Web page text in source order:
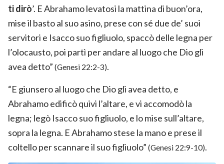
ti dirò’. E Abrahamo levatosi la mattina di buon’ora,
mise il basto al suo asino, prese con sé due de’ suoi
servitori e Isacco suo figliuolo, spaccò delle legna per
l’olocausto, poi partì per andare al luogo che Dio gli
avea detto” (Genesi 22:2-3).
“E giunsero al luogo che Dio gli avea detto, e
Abrahamo edificò quivi l’altare, e vi accomodò la
legna; legò Isacco suo figliuolo, e lo mise sull’altare,
sopra la legna. E Abrahamo stese la mano e prese il
coltello per scannare il suo figliuolo” (Genesi 22:9-10).